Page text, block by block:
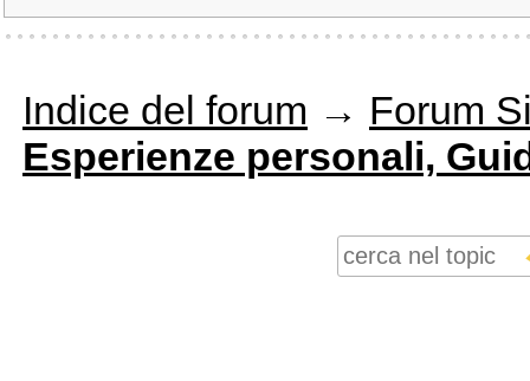
Indice del forum → Forum
Esperienze personali,